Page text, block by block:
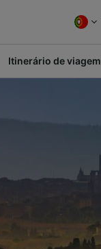
Itinerário de viagem